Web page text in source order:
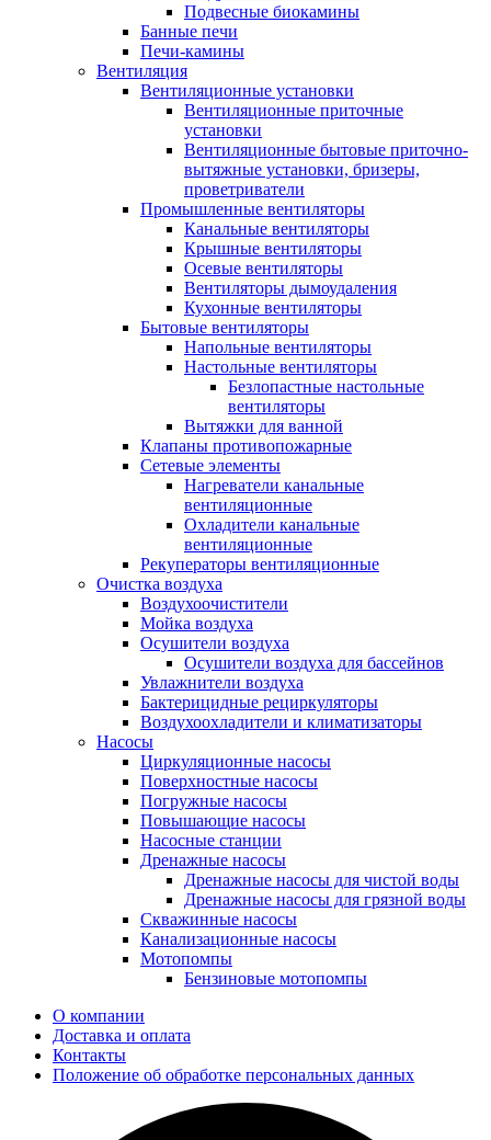
Подвесные биокамины
Банные печи
Печи-камины
Вентиляция
Вентиляционные установки
Вентиляционные приточные
установки
Вентиляционные бытовые приточно-
вытяжные установки, бризеры,
проветриватели
Промышленные вентиляторы
Канальные вентиляторы
Крышные вентиляторы
Осевые вентиляторы
Вентиляторы дымоудаления
Кухонные вентиляторы
Бытовые вентиляторы
Напольные вентиляторы
Настольные вентиляторы
Безлопастные настольные
вентиляторы
Вытяжки для ванной
Клапаны противопожарные
Сетевые элементы
Нагреватели канальные
вентиляционные
Охладители канальные
вентиляционные
Рекуператоры вентиляционные
Очистка воздуха
Воздухоочистители
Мойка воздуха
Осушители воздуха
Осушители воздуха для бассейнов
Увлажнители воздуха
Бактерицидные рециркуляторы
Воздухоохладители и климатизаторы
Насосы
Циркуляционные насосы
Поверхностные насосы
Погружные насосы
Повышающие насосы
Насосные станции
Дренажные насосы
Дренажные насосы для чистой воды
Дренажные насосы для грязной воды
Скважинные насосы
Канализационные насосы
Мотопомпы
Бензиновые мотопомпы
О компании
Доставка и оплата
Контакты
Положение об обработке персональных данных